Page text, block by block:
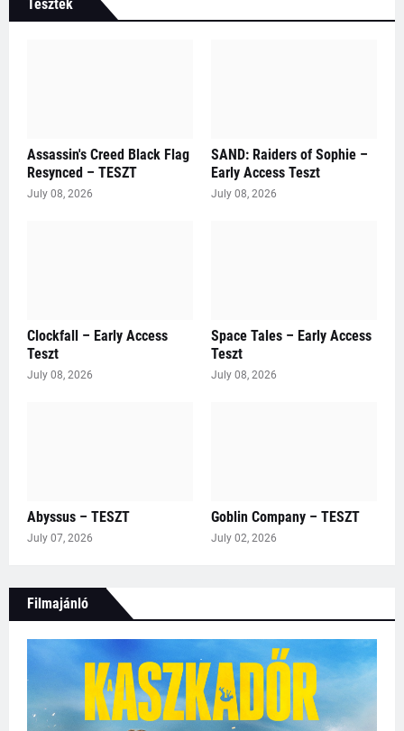
Tesztek
Assassin's Creed Black Flag
Resynced – TESZT
July 08, 2026
SAND: Raiders of Sophie –
Early Access Teszt
July 08, 2026
Clockfall – Early Access
Teszt
July 08, 2026
Space Tales – Early Access
Teszt
July 08, 2026
Abyssus – TESZT
July 07, 2026
Goblin Company – TESZT
July 02, 2026
Filmajánló